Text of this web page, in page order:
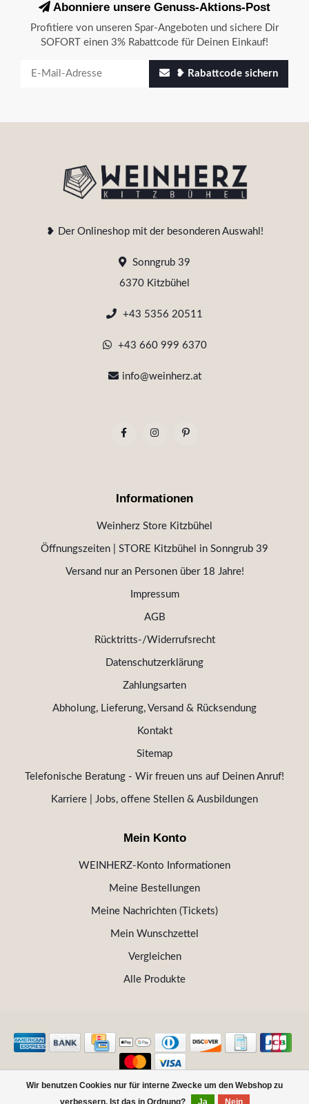
Wir benutzen Cookies nur für interne Zwecke um den Webshop zu
verbessern. Ist das in Ordnung?
Ja Nein
Abonniere unsere Genuss-Aktions-Post
Profitiere von unseren Spar-Angeboten und sichere Dir
SOFORT einen 3% Rabattcode für Deinen Einkauf!
❥ Rabattcode sichern
❥ Der Onlineshop mit der besonderen Auswahl!
Sonngrub 39
6370 Kitzbühel
+43 5356 20511
+43 660 999 6370
info@weinherz.at
Informationen
Weinherz Store Kitzbühel
Öffnungszeiten | STORE Kitzbühel in Sonngrub 39
Versand nur an Personen über 18 Jahre!
Impressum
AGB
Rücktritts-/Widerrufsrecht
Datenschutzerklärung
Zahlungsarten
Abholung, Lieferung, Versand & Rücksendung
Kontakt
Sitemap
Telefonische Beratung - Wir freuen uns auf Deinen Anruf!
Karriere | Jobs, offene Stellen & Ausbildungen
Mein Konto
WEINHERZ-Konto Informationen
Meine Bestellungen
Meine Nachrichten (Tickets)
Mein Wunschzettel
Vergleichen
Alle Produkte
© Copyright 2026 WEINHERZ Kitzbühel - Die VINOTHEK in